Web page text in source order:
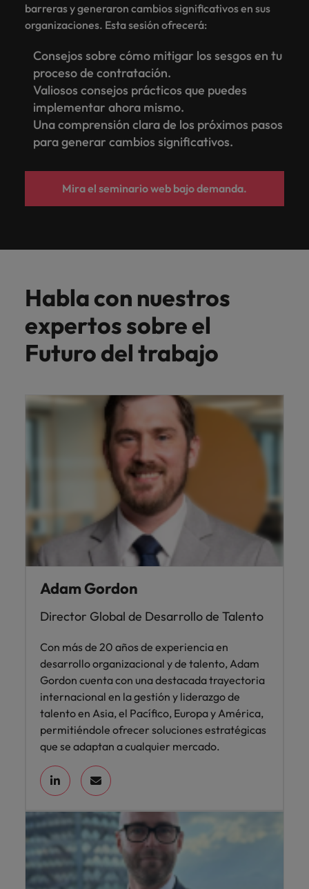
barreras y generaron cambios significativos en sus
organizaciones. Esta sesión ofrecerá:
Consejos sobre cómo mitigar los sesgos en tu
proceso de contratación.
Valiosos consejos prácticos que puedes
implementar ahora mismo.
Una comprensión clara de los próximos pasos
para generar cambios significativos.
Mira el seminario web bajo demanda.
Habla con nuestros
expertos sobre el
Futuro del trabajo
Adam Gordon
Director Global de Desarrollo de Talento
Con más de 20 años de experiencia en
desarrollo organizacional y de talento, Adam
Gordon cuenta con una destacada trayectoria
internacional en la gestión y liderazgo de
talento en Asia, el Pacífico, Europa y América,
permitiéndole ofrecer soluciones estratégicas
que se adaptan a cualquier mercado.